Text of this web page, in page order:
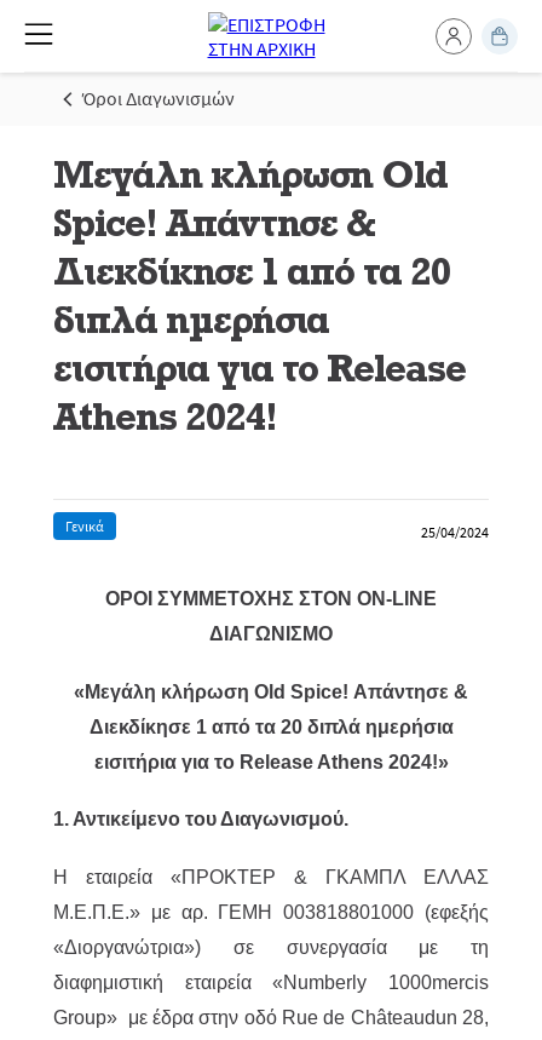
Όροι Διαγωνισμών
Μεγάλη κλήρωση Old
Spice! Απάντησε &
Διεκδίκησε 1 από τα 20
διπλά ημερήσια
εισιτήρια για το Release
Athens 2024!
Γενικά 25/04/2024
ΟΡΟΙ ΣΥΜΜΕΤΟΧΗΣ ΣΤΟΝ ON-LINE
ΔΙΑΓΩΝΙΣΜΟ
«Μεγάλη κλήρωση Old Spice! Απάντησε &
Διεκδίκησε 1 από τα 20 διπλά ημερήσια
εισιτήρια για το Release Athens 2024!»
1. Αντικείμενο του Διαγωνισμού.
H εταιρεία «ΠΡΟΚΤΕΡ & ΓΚΑΜΠΛ ΕΛΛΑΣ
M.Ε.Π.Ε.» με αρ. ΓΕΜΗ 003818801000 (εφεξής
«Διοργανώτρια») σε συνεργασία με τη
διαφημιστική εταιρεία «Numberly 1000mercis
Group» με έδρα στην οδό Rue de Châteaudun 28,